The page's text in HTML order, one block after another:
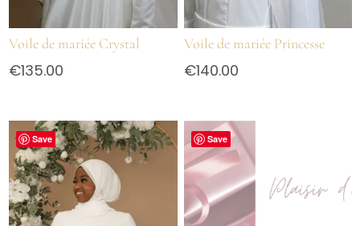
Voile de mariée Crystal
€135.00
Voile de mariée Princesse
€140.00
Save Save